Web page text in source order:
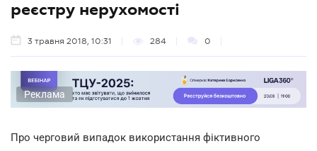
реєстру нерухомості
3 травня 2018, 10:31 284 0
Реклама
Про черговий випадок використання фіктивного